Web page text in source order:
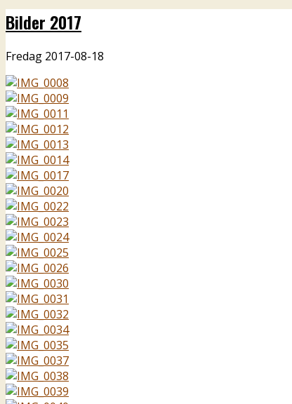
Bilder 2017
Fredag 2017-08-18